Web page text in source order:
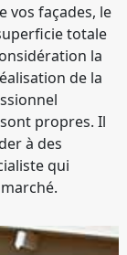
vos façades, le
totale
la
de la
propres. Il
à des
qui